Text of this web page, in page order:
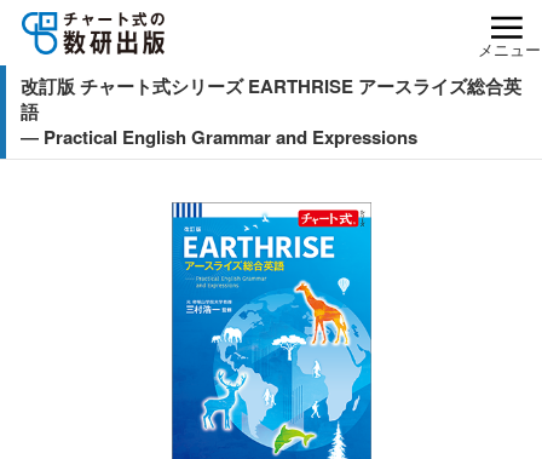
メニュー
改訂版 チャート式シリーズ EARTHRISE アースライズ総合英
語
― Practical English Grammar and Expressions